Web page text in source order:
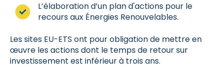
L’élaboration d’un plan d'actions pour le
recours aux Énergies Renouvelables.
Les sites EU-ETS ont pour obligation de mettre en
œuvre les actions dont le temps de retour sur
investissement est inférieur à trois ans.